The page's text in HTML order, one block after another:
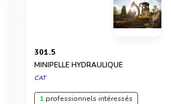
301.5
MINIPELLE HYDRAULIQUE
CAT
1professionnels intéressés